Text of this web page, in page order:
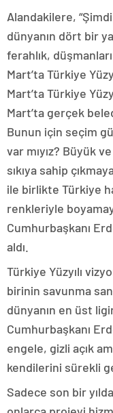
Alandakilere,
dünyanın dört bir
ferahlık,
Mart’ta Türkiye
Mart’ta Türkiye
Mart’ta gerçek
Bunun için seçim
var mıyız? Büyük
sıkıya sahip
ile birlikte Türkiye
renkleriyle
Cumhurbaşkanı
aldı.
Türkiye Yüzyılı
birinin savunma
dünyanın en üst
Cumhurbaşkanı
engele, gizli açık
kendilerini sürekli
Sadece son bir